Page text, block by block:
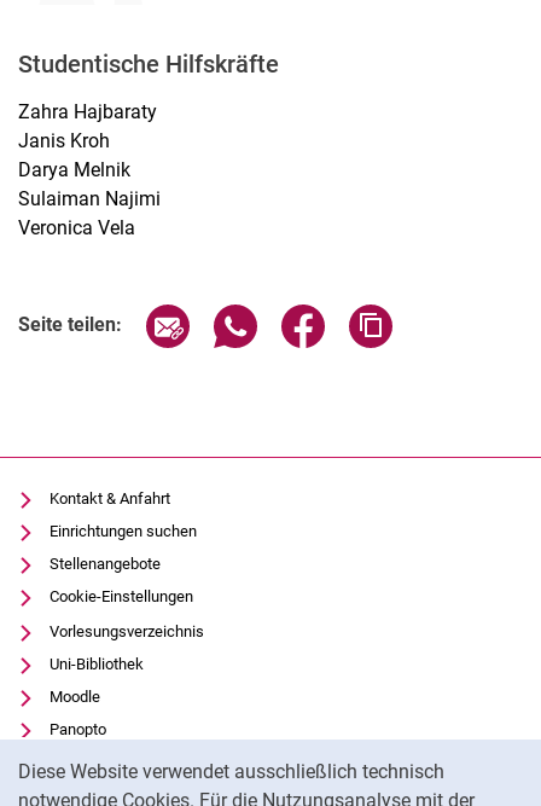
Diese Website verwendet ausschließlich technisch
notwendige Cookies. Für die Nutzungsanalyse mit der
Studentische Hilfskräfte
Zahra Hajbaraty
Janis Kroh
Darya Melnik
Sulaiman Najimi
Veronica Vela
Seite teilen: Seite über E-Mail teilen
Seite über WhatsApp teilen
Seite über Facebook
Kontakt & Anfahrt
Einrichtungen suchen
Stellenangebote
Cookie-Einstellungen
Vorlesungsverzeichnis
Uni-Bibliothek
Moodle
Panopto
Datenschutz
Barrierefreiheit